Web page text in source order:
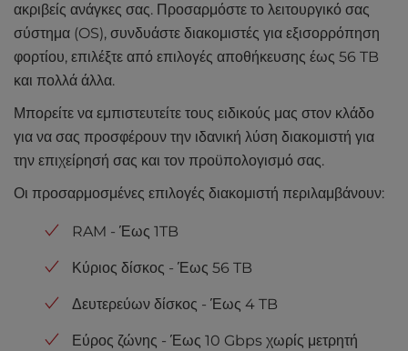
ακριβείς ανάγκες σας. Προσαρμόστε το λειτουργικό σας
σύστημα (OS), συνδυάστε διακομιστές για εξισορρόπηση
φορτίου, επιλέξτε από επιλογές αποθήκευσης έως 56 TB
και πολλά άλλα.
Μπορείτε να εμπιστευτείτε τους ειδικούς μας στον κλάδο
για να σας προσφέρουν την ιδανική λύση διακομιστή για
την επιχείρησή σας και τον προϋπολογισμό σας.
Οι προσαρμοσμένες επιλογές διακομιστή περιλαμβάνουν:
RAM - Έως 1TB
Κύριος δίσκος - Έως 56 TB
Δευτερεύων δίσκος - Έως 4 TB
Εύρος ζώνης - Έως 10 Gbps χωρίς μετρητή